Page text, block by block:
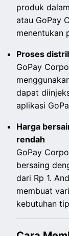
produk
atau GoPay
menentukan
Proses
GoPay
dapat
aplikasi
Harga
rendah
GoPay
bersaing
dari Rp 1.
membuat
kebutuhan